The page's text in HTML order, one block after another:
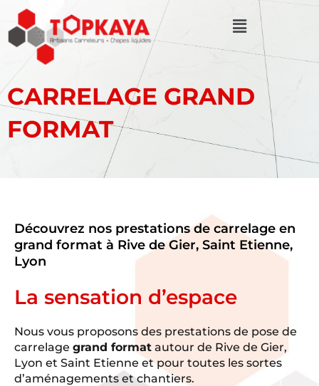
Menu
CARRELAGE GRAND
FORMAT
Découvrez nos prestations de carrelage en
grand format à Rive de Gier, Saint Etienne,
Lyon
La sensation d’espace
Nous vous proposons des prestations de pose de
carrelage grand format autour de Rive de Gier,
Lyon et Saint Etienne et pour toutes les sortes
d’aménagements et chantiers.